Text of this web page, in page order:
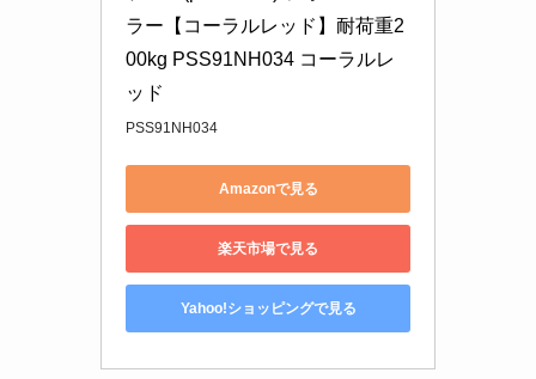
ラー【コーラルレッド】耐荷重2
00kg PSS91NH034 コーラルレ
ッド
PSS91NH034
Amazonで見る
楽天市場で見る
Yahoo!ショッピングで見る